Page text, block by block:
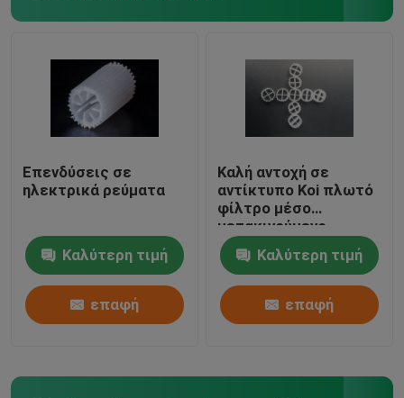
Επενδύσεις σε
ηλεκτρικά ρεύματα
Καλύτερη τιμή
επαφή
Καλή αντοχή σε
αντίκτυπο Koi πλωτό
φίλτρο μέσο
μετακινούμενο
κρεβάτι βιοφίλτρο
αυτοκαθαρισμός
Καλύτερη τιμή
επαφή